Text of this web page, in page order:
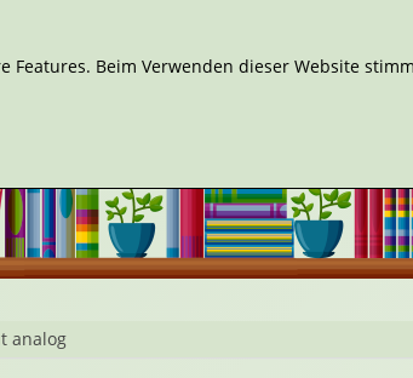
analog
Beim Verwenden dieser Website